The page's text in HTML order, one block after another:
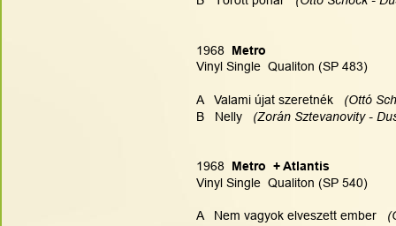
1968 Metro
Vinyl Single  Qualiton (SP 483)
A   Valami újat szeretnék
(Ottó
B   Nelly (Zorán Sztevanovity -
1968 Metro  + Atlantis
Vinyl Single  Qualiton (SP 540)
A   Nem vagyok elveszett ember